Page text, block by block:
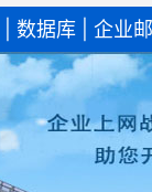
|数据库 |企业